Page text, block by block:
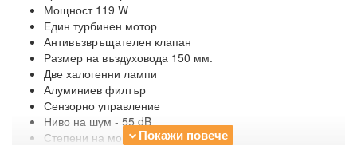
Мощност 119 W
Един турбинен мотор
Антивъзвръщателен клапан
Размер на въздуховода 150 мм.
Две халогенни лампи
Алуминиев филтър
Сензорно управление
Ниво на шум - 55 dB
Степени на мощност: 4